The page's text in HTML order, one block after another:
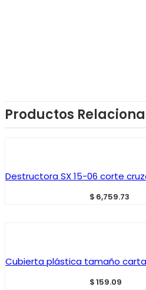
Productos
Destructora SX 15-06 corte
$ 6,759.73
Cubierta plástica tamaño carta
$159.09